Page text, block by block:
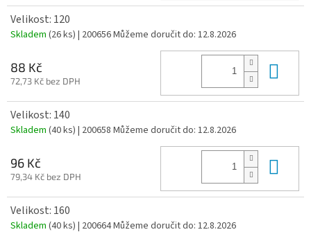
Velikost: 120
Skladem (26 ks) | 200656Můžeme doručit do: 12.8.2026
88 Kč
72,73 Kč bez DPH
Velikost: 140
Skladem (40 ks) | 200658 Můžeme doručit do: 12.8.2026
96 Kč
79,34 Kč bez DPH
Velikost: 160
Skladem (40 ks) | 200664Můžeme doručit do: 12.8.2026